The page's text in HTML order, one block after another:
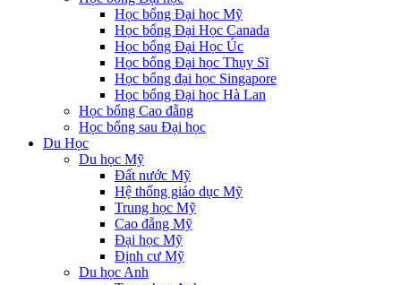
Học bổng Đại học Mỹ
Học bổng Đại Học Canada
Học bổng Đại Học Úc
Học bổng Đại học Thụy Sĩ
Học bổng đại học Singapore
Học bổng Đại học Hà Lan
Học bổng Cao đẵng
Học bổng sau Đại học
Du Học
Du học Mỹ
Đất nước Mỹ
Hệ thống giáo dục Mỹ
Trung học Mỹ
Cao đẵng Mỹ
Đại học Mỹ
Định cư Mỹ
Du học Anh